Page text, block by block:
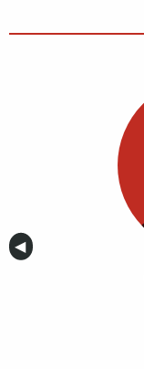
Anterior
◀︎